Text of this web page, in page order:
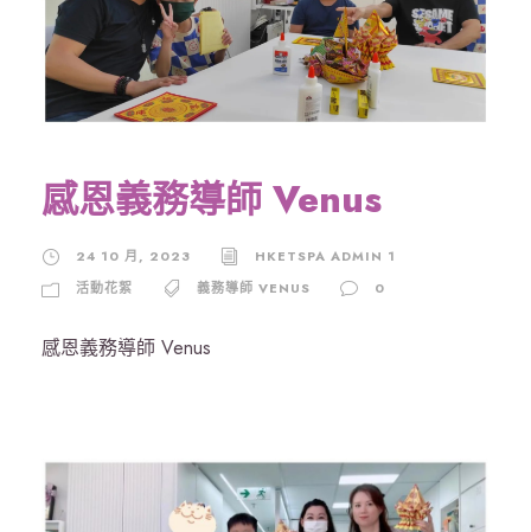
感恩義務導師 Venus
24 10 月, 2023
HKETSPA ADMIN 1
活動花絮
義務導師 VENUS 0
感恩義務導師 Venus